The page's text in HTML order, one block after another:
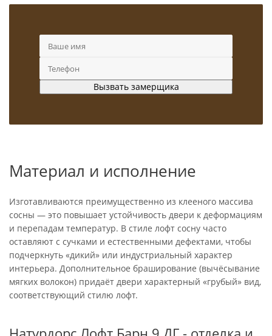
Материал и исполнение
Изготавливаются преимущественно из клееного массива
сосны — это повышает устойчивость двери к деформациям
и перепадам температур. В стиле лофт сосну часто
оставляют с сучками и естественными дефектами, чтобы
подчеркнуть «дикий» или индустриальный характер
интерьера. Дополнительное браширование (вычёсывание
мягких волокон) придаёт двери характерный «грубый» вид,
соответствующий стилю лофт.